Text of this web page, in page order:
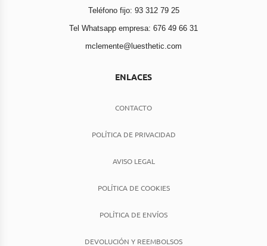
Teléfono fijo: 93 312 79 25
Tel Whatsapp empresa: 676 49 66 31
mclemente@luesthetic.com
ENLACES
CONTACTO
POLÍTICA DE PRIVACIDAD
AVISO LEGAL
POLÍTICA DE COOKIES
POLÍTICA DE ENVÍOS
DEVOLUCIÓN Y REEMBOLSOS